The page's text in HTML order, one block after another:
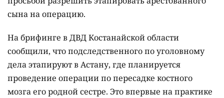
сына на операцию.
На брифинге в ДВД Костанайской области
сообщили, что подследственного по уголовному
дела этапируют в Астану, где планируется
проведение операции по пересадке костного
мозга его родной сестре. Это впервые на практике